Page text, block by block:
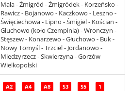
Mała - Żmigród - Żmigródek - Korzeńsko -
Rawicz - Bojanowo - Kaczkowo - Leszno -
Święciechowa - Lipno - Śmigiel - Kościan -
Głuchowo (koło Czempinia) - Wronczyn -
Stęszew - Konarzewo - Głuchowo - Buk -
Nowy Tomyśl - Trzciel - Jordanowo -
Międzyrzecz - Skwierzyna - Gorzów
Wielkopolski
A2 A4 A8 S3 S5 1